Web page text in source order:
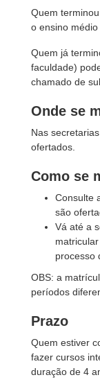
Quem
o ensino médio
Quem já
faculdade)
chamado de
Onde se
Nas
ofertados.
Como se
Consulte
são
Vá até a
processo
OBS: a
períodos
Prazo
Quem estiver
fazer cursos
duração de 4